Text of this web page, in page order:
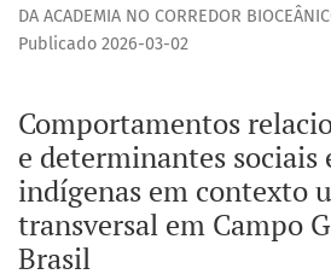
DA ACADEMIA NO CORREDOR
Comportamentos
e determinantes sociais
indígenas em contexto
transversal em Campo
Brasil
Publicado 2026-03-02